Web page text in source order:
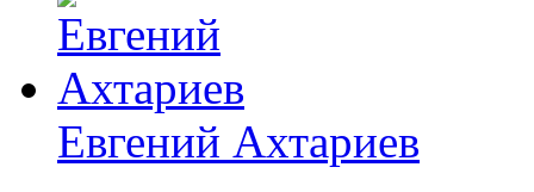
Евгений Ахтариев